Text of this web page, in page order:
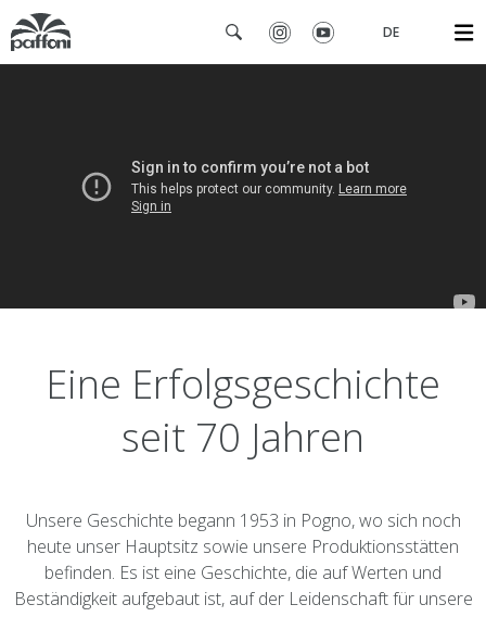
DE
Eine Erfolgsgeschichte
seit 70 Jahren
Unsere Geschichte begann 1953 in Pogno, wo sich noch
heute unser Hauptsitz sowie unsere Produktionsstätten
befinden. Es ist eine Geschichte, die auf Werten und
Beständigkeit aufgebaut ist, auf der Leidenschaft für unsere